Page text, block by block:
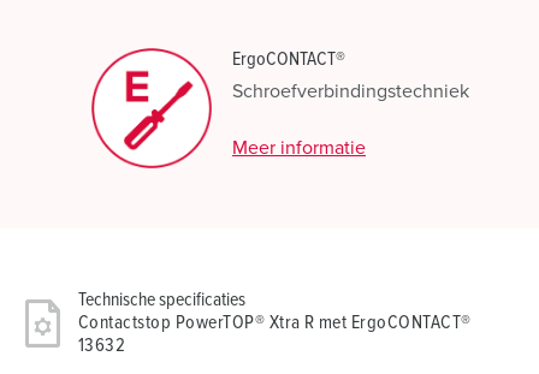
ErgoCONTACT®
Schroefverbindingstechniek
Meer informatie
Technische specificaties
Contactstop PowerTOP® Xtra R met ErgoCONTACT®
13632